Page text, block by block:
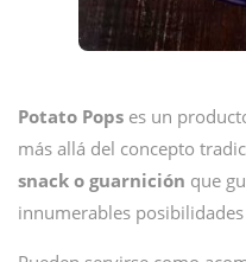
Potato Pops es un
más allá del concepto
snack o guarnición que
innumerables